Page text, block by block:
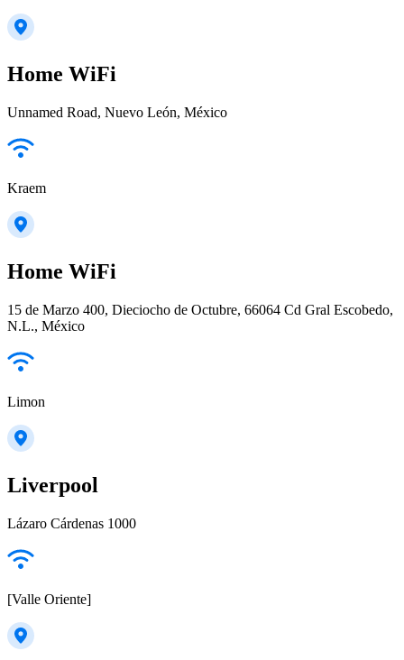
Home WiFi
Unnamed Road, Nuevo León, México
Kraem
Home WiFi
15 de Marzo 400, Dieciocho de Octubre, 66064 Cd Gral Escobedo,
N.L., México
Limon
Liverpool
Lázaro Cárdenas 1000
[Valle Oriente]